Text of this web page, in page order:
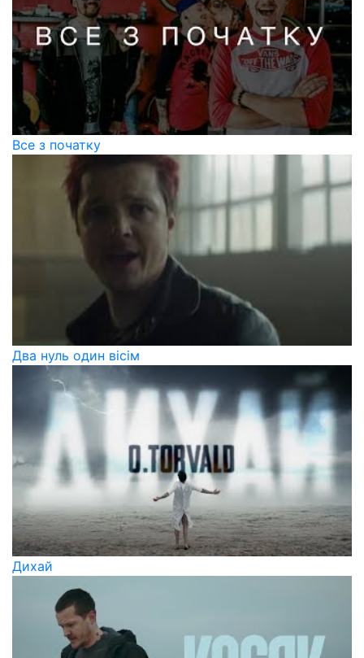
Все з початку
Два нуль один вісім
Дихай